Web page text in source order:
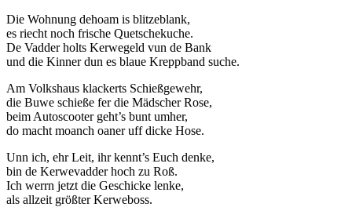
Die Wohnung dehoam is blitzeblank,
es riecht noch frische Quetschekuche.
De Vadder holts Kerwegeld vun de Bank
und die Kinner dun es blaue Kreppband suche.
Am Volkshaus klackerts Schießgewehr,
die Buwe schieße fer die Mädscher Rose,
beim Autoscooter geht’s bunt umher,
do macht moanch oaner uff dicke Hose.
Unn ich, ehr Leit, ihr kennt’s Euch denke,
bin de Kerwevadder hoch zu Roß.
Ich werrn jetzt die Geschicke lenke,
als allzeit größter Kerweboss.